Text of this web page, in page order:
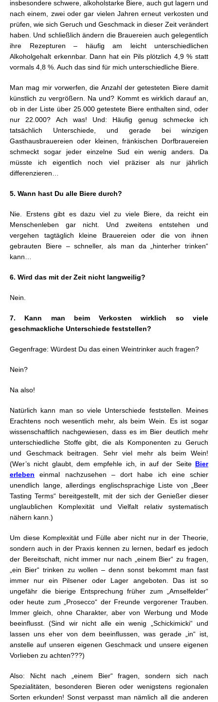
insbesondere schwere, alkoholstarke Biere, auch gut lagern und
nach einem, zwei oder gar vielen Jahren erneut verkosten und
prüfen, wie sich Geruch und Geschmack in dieser Zeit verändert
haben. Und schließlich ändern die Brauereien auch gelegentlich
ihre Rezepturen – häufig am leicht unterschiedlichen
Alkoholgehalt erkennbar. Dann hat ein Pils plötzlich 4,9 % statt
vormals 4,8 %. Auch das sind für mich unterschiedliche Biere.
Man mag mir vorwerfen, die Anzahl der getesteten Biere damit
künstlich zu vergrößern. Na und? Kommt es wirklich darauf an,
ob in der Liste über 25.000 getestete Biere enthalten sind, oder
nur 22.000? Ach was! Und: Häufig genug schmecke ich
tatsächlich Unterschiede, und gerade bei winzigen
Gasthausbrauereien oder kleinen, fränkischen Dorfbrauereien
schmeckt sogar jeder einzelne Sud ein wenig anders. Da
müsste ich eigentlich noch viel präziser als nur jährlich
differenzieren…
5. Wann hast Du alle Biere durch?
Nie. Erstens gibt es dazu viel zu viele Biere, da reicht ein
Menschenleben gar nicht. Und zweitens entstehen und
vergehen tagtäglich kleine Brauereien oder die von ihnen
gebrauten Biere – schneller, als man da „hinterher trinken“
kann…
6. Wird das mit der Zeit nicht langweilig?
Nein.
7. Kann man beim Verkosten wirklich so viele
geschmackliche Unterschiede feststellen?
Gegenfrage: Würdest Du das einen Weintrinker auch fragen?
Nein?
Na also!
Natürlich kann man so viele Unterschiede feststellen. Meines
Erachtens noch wesentlich mehr, als beim Wein. Es ist sogar
wissenschaftlich nachgewiesen, dass es im Bier deutlich mehr
unterschiedliche Stoffe gibt, die als Komponenten zu Geruch
und Geschmack beitragen. Sehr viel mehr als beim Wein!
(Wer’s nicht glaubt, dem empfehle ich, in auf der Seite Bier
erleben einmal nachzusehen – dort habe ich eine schier
unendlich lange, allerdings englischsprachige Liste von „Beer
Tasting Terms“ bereitgestellt, mit der sich der Genießer dieser
unglaublichen Komplexität und Vielfalt relativ systematisch
nähern kann.)
Um diese Komplexität und Fülle aber nicht nur in der Theorie,
sondern auch in der Praxis kennen zu lernen, bedarf es jedoch
der Bereitschaft, nicht immer nur nach „einem Bier“ zu fragen,
„ein Bier“ trinken zu wollen – denn sonst bekommt man fast
immer nur ein Pilsener oder Lager angeboten. Das ist so
ungefähr die bierige Entsprechung früher zum „Amselfelder“
oder heute zum „Prosecco“ der Freunde vergorener Trauben.
Immer gleich, ohne Charakter, aber von Werbung und Mode
beeinflusst. (Sind wir nicht alle ein wenig „Schickimicki“ und
lassen uns eher von dem beeinflussen, was gerade „in“ ist,
anstelle auf unseren eigenen Geschmack und unsere eigenen
Vorlieben zu achten???)
Also: Nicht nach „einem Bier“ fragen, sondern sich nach
Spezialitäten, besonderen Bieren oder wenigstens regionalen
Sorten erkunden! Sonst verpasst man nämlich all die anderen